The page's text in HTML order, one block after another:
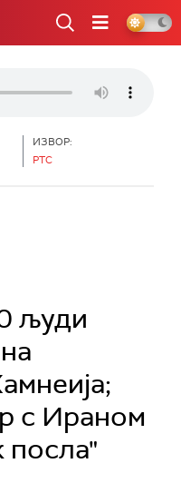
ИЗВОР:
РТС
људи
с Ираном
посла"